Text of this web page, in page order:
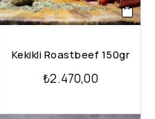
Kekikli Roastbeef 150gr
₺2.470,00